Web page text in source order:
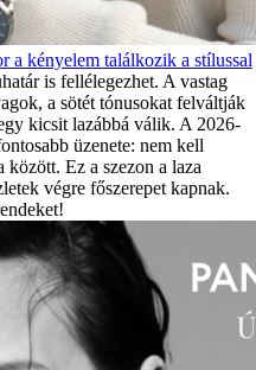
a kényelem találkozik a stílussal
is fellélegezhet. A vastag
a sötét tónusokat felváltják
kicsit lazábbá válik. A 2026-
üzenete: nem kell
között. Ez a szezon a laza
végre főszerepet kapnak.